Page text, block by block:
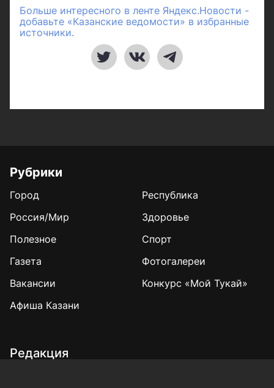
Больше интересного в ленте Яндекс.Новости -
добавьте «Казанские ведомости» в избранные
источники.
Рубрики
Город
Республика
Россия/Мир
Здоровье
Полезное
Спорт
Газета
Фотогалереи
Вакансии
Конкурс «Мой Тукай»
Афиша Казани
Редакция